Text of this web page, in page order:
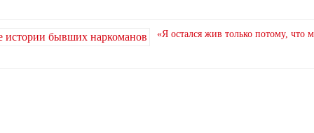
«Я остался жив только потому, что